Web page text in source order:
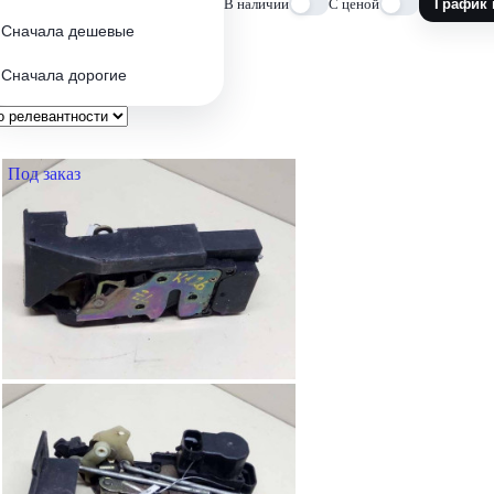
Сначала дешевые
Сначала дорогие
В наличии С ценой График
Под заказ